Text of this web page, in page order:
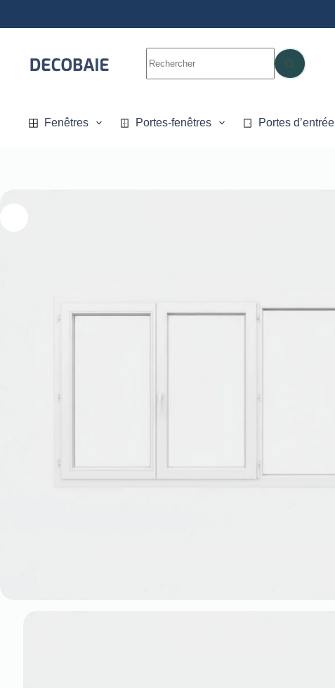
Fenêtres Portes-fenêtres Portes d’entrée